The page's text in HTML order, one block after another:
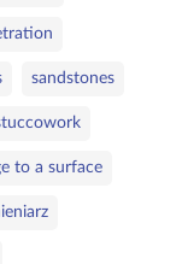
sandstones
to a surface